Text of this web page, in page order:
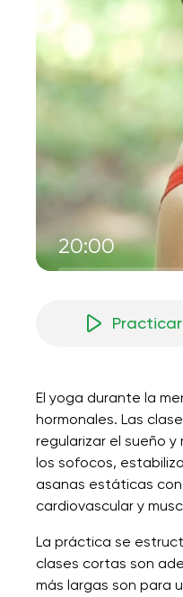
20:00
El yoga durante la
hormonales. Las
regularizar el sueño
los sofocos,
asanas estáticas
cardiovascular y
La práctica se
clases cortas son
más largas son para